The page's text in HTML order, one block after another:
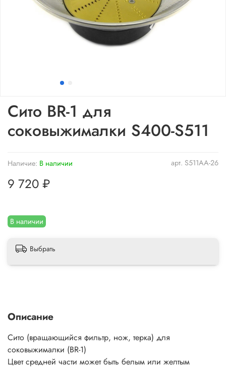
арт. S511AA-26
Наличие: В наличии
В наличии
Сито BR-1 для
соковыжималки S400-S511
9 720 ₽
Выбрать
Описание
Сито (вращающийся фильтр, нож, терка) для
соковыжималки (BR-1)
Цвет средней части может быть белым или желтым